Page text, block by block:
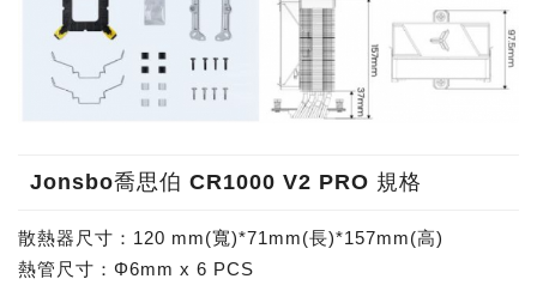
Jonsbo喬思伯 CR1000 V2 PRO 規格
散熱器尺寸：120 mm(寬)*71mm(長)*157mm(高)
熱管尺寸：Φ6mm x 6 PCS